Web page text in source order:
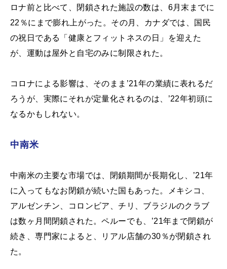
ロナ前と比べて、閉鎖された施設の数は、6月末までに
22％にまで膨れ上がった。その月、カナダでは、国民
の祝日である「健康とフィットネスの日」を迎えた
が、運動は屋外と自宅のみに制限された。
コロナによる影響は、そのまま’21年の業績に表れるだ
ろうが、実際にそれが定量化されるのは、’22年初頭に
なるかもしれない。
中南米
中南米の主要な市場では、閉鎖期間が長期化し、’21年
に入ってもなお閉鎖が続いた国もあった。メキシコ、
アルゼンチン、コロンビア、チリ、ブラジルのクラブ
は数ヶ月間閉鎖された。ペルーでも、’21年まで閉鎖が
続き、専門家によると、リアル店舗の30％が閉鎖され
た。